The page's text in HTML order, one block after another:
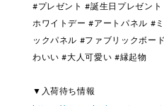
#プレゼント #誕生日プレゼン
ホワイトデー #アートパネル #
ックパネル #ファブリックボー
わいい #大人可愛い #縁起物
▼入荷待ち情報